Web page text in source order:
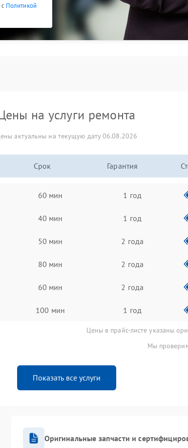
Политикой
на услуги ремонта
актуальны на текущую дату 06.08.2026
Срок Гарантия
60 мин 1 год
40 мин 1 год
50 мин 2 года
80 мин 2 года
60 мин 2 года
100 мин 1 год
Цены в прайс-листе указаны
Мы
Показать все услуги
Оригинальные запчасти и